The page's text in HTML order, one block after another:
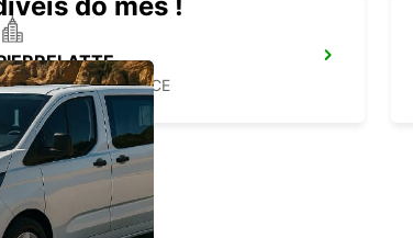
- FRANCE
do mês !